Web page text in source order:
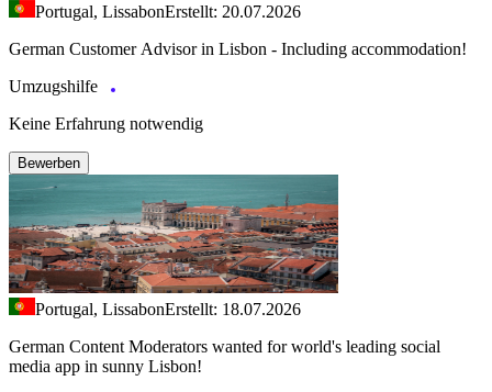
Portugal, LissabonErstellt: 20.07.2026
German Customer Advisor in Lisbon - Including accommodation!
Umzugshilfe
Keine Erfahrung notwendig
Bewerben
Portugal, LissabonErstellt: 18.07.2026
German Content Moderators wanted for world's leading social
media app in sunny Lisbon!